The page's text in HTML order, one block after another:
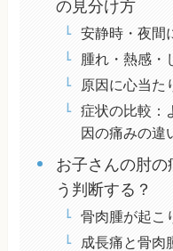
の見分け方
安静時・夜間
腫れ・熱感・
原因に心当た
症状の比較：
因の痛みの違
お子さんの肘
う判断する？
骨肉腫が起こ
成長痛と骨肉